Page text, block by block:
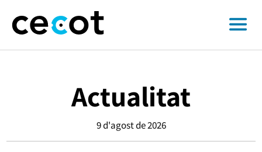
Actualitat
9 d'agost de 2026